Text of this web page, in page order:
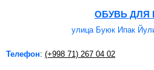
ОБУВЬ ДЛЯ
улица Буюк Ипак
Телефон: (+998 71) 267 04 02